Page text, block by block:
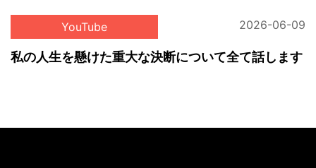
YouTube 2026-06-09
私の人生を懸けた重大な決断について全て話します